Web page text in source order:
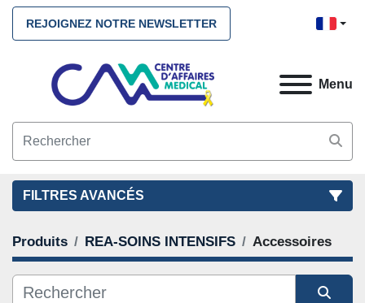
REJOIGNEZ NOTRE NEWSLETTER
Menu
FILTRES AVANCÉS
FILTRES (2) NETTOYEZ TOUS
REA-SOINS INTENSIFS
Produits REA-SOINS INTENSIFS Accessoires